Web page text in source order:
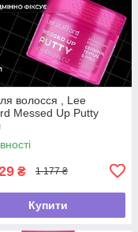
волосся , Lee
Messed Up Putty
₴ 1 177 ₴
Купити